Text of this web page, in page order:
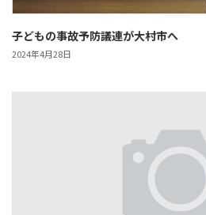
子どもの事故予防議連が大村市へ
2024年4月28日